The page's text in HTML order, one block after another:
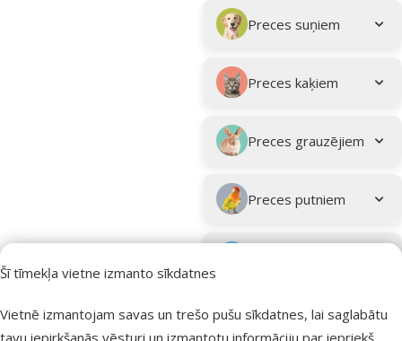
Šī tīmekļa vietne izmanto sīkdatnes
Vietnē izmantojam savas un trešo pušu sīkdatnes, lai saglabātu
tavu iepirkšanās vēsturi un izmantotu informāciju par iepriekš
Apakškategorija
Preces suņiem
Preces kaķiem
Preces grauzējiem
Preces putniem
Preces
eksotiskajiem